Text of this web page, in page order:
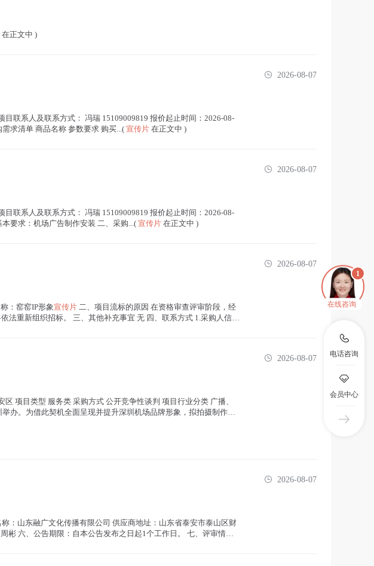
在线咨询
电话咨询
会员中心
在正文中 )
联系人及联系方式： 冯瑞 15109009819 报价起止时间：2026-08-
求清单 商品名称 参数要求 购买...( 宣传片 在正文中 )
2026-08-07
联系人及联系方式： 冯瑞 15109009819 报价起止时间：2026-08-
要求：机场广告制作安装 二、采购...( 宣传片 在正文中 )
2026-08-07
：窑窑IP形象宣传片 二、项目流标的原因 在资格审查评审阶段，经
法重新组织招标。 三、其他补充事宜 无 四、联系方式 1.采购人信息
2026-08-07
区 项目类型 服务类 采购方式 公开竞争性谈判 项目行业分类 广播、
办。为借此契机全面呈现并提升深圳机场品牌形象，拟拍摄制作深
2026-08-07
：山东融广文化传播有限公司 供应商地址：山东省泰安市泰山区财
彬 六、公告期限：自本公告发布之日起1个工作日。 七、评审情况
2026-08-07